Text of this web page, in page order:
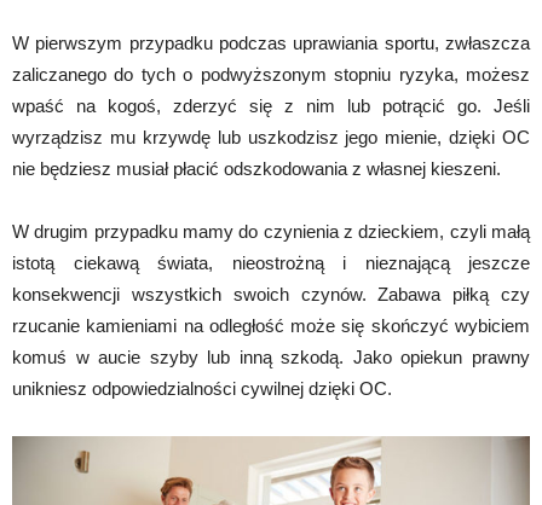
W pierwszym przypadku podczas uprawiania sportu, zwłaszcza
zaliczanego do tych o podwyższonym stopniu ryzyka, możesz
wpaść na kogoś, zderzyć się z nim lub potrącić go. Jeśli
wyrządzisz mu krzywdę lub uszkodzisz jego mienie, dzięki OC
nie będziesz musiał płacić odszkodowania z własnej kieszeni.
W drugim przypadku mamy do czynienia z dzieckiem, czyli małą
istotą ciekawą świata, nieostrożną i nieznającą jeszcze
konsekwencji wszystkich swoich czynów. Zabawa piłką czy
rzucanie kamieniami na odległość może się skończyć wybiciem
komuś w aucie szyby lub inną szkodą. Jako opiekun prawny
unikniesz odpowiedzialności cywilnej dzięki OC.